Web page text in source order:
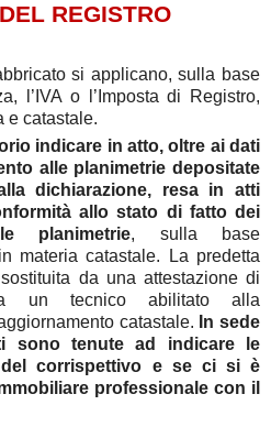
REGISTRO
si applicano, sulla base
l’IVA o l’Imposta di Registro,
e catastale.
indicare in atto, oltre ai dati
alle planimetrie depositate
la dichiarazione, resa in atti
allo stato di fatto dei
planimetrie, sulla base
materia catastale. La predetta
da una attestazione di
un tecnico abilitato alla
catastale. In sede
sono tenute ad indicare le
del corrispettivo e se ci si è
professionale con il